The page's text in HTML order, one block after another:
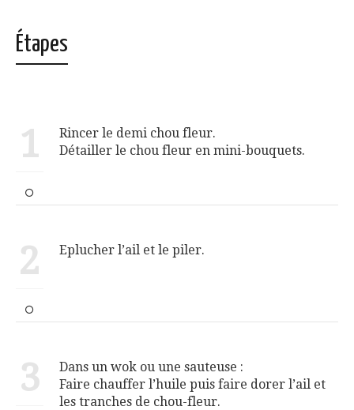
Étapes
1
Rincer le demi chou fleur.
Détailler le chou fleur en mini-bouquets.
2 Eplucher l’ail et le piler.
3
Dans un wok ou une sauteuse :
Faire chauffer l’huile puis faire dorer l’ail et
les tranches de chou-fleur.